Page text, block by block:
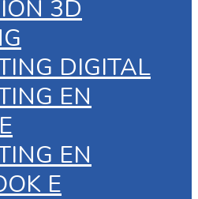
3D
DIGITAL
EN
EN
E